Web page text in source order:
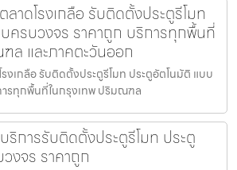
ลาดโรงเกลือ รับติดตั้งประตูรีโมท
ครบวงจร ราคาถูก บริการทุกพื้นที่
ล และภาคตะวันออก
งเกลือ รับติดตั้งประตูรีโมท ประตูอัตโนมัติ แบบ
รทุกพื้นที่ในกรุงเทพ ปริมณฑล
ริการรับติดตั้งประตูรีโมท ประตู
งจร ราคาถูก